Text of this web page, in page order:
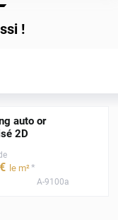
!
auto or
2D
€ le m²*
A-9100a